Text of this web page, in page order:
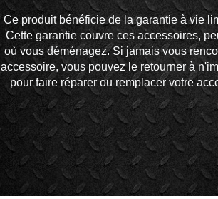
Ce produit bénéficie de la garantie à vie
Cette garantie couvre ces accessoires,
où vous déménagez. Si jamais vous
accessoire, vous pouvez le retourner à
pour faire réparer ou remplacer votre